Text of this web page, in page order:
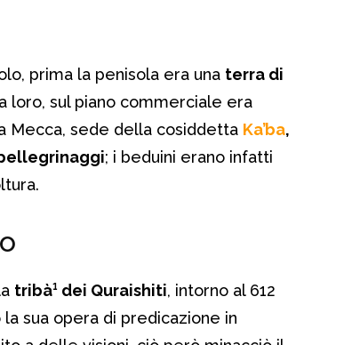
prima la penisola era una terra di
loro, sul piano commerciale era
Mecca, sede della cosiddetta Ka’ba,
; i beduini erano infatti
tribà¹ dei Quraishiti, intorno al 612
la sua opera di predicazione in